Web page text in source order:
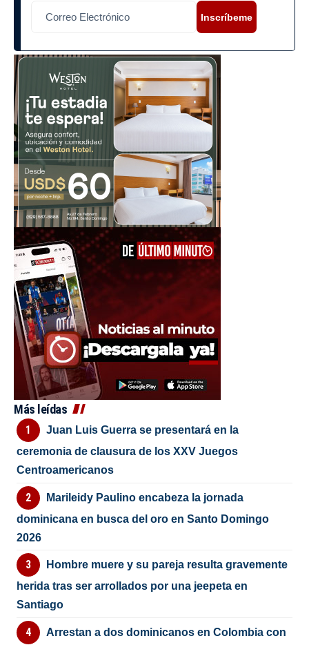
Inscríbeme
Más leídas
Juan Luis Guerra se presentará en la
ceremonia de clausura de los XXV Juegos
Centroamericanos
Marileidy Paulino encabeza la jornada
dominicana en busca del oro en Santo Domingo
2026
Hombre muere y su pareja resulta gravemente
herida tras ser arrollados por una jeepeta en
Santiago
Arrestan a dos dominicanos en Colombia con